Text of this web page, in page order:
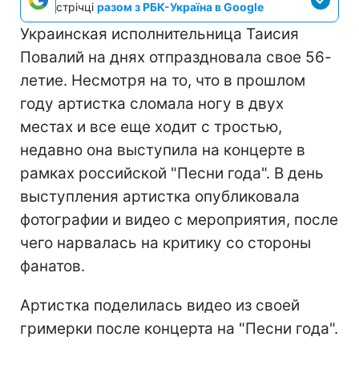
стрічці разом з РБК-Україна в Google
Украинская исполнительница Таисия
Повалий на днях отпраздновала свое 56-
летие. Несмотря на то, что в прошлом
году артистка сломала ногу в двух
местах и все еще ходит с тростью,
недавно она выступила на концерте в
рамках российской "Песни года". В день
выступления артистка опубликовала
фотографии и видео с мероприятия, после
чего нарвалась на критику со стороны
фанатов.
Артистка поделилась видео из своей
гримерки после концерта на "Песни года".